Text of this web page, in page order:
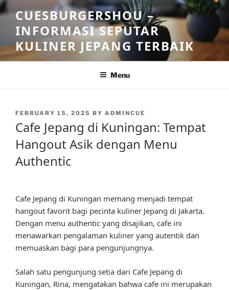
Skip
to
content
CUESBURGERSHOU –
INFORMASI SEPUTAR
KULINER JEPANG TERBAIK
Menu
POSTED
FEBRUARY 15, 2025 BY ADMINCUE
Cafe Jepang di Kuningan: Tempat
Hangout Asik dengan Menu
Authentic
Cafe Jepang di Kuningan memang menjadi tempat
hangout favorit bagi pecinta kuliner Jepang di Jakarta.
Dengan menu authentic yang disajikan, cafe ini
menawarkan pengalaman kuliner yang autentik dan
memuaskan bagi para pengunjungnya.
Salah satu pengunjung setia dari Cafe Jepang di
Kuningan, Rina, mengatakan bahwa cafe ini merupakan